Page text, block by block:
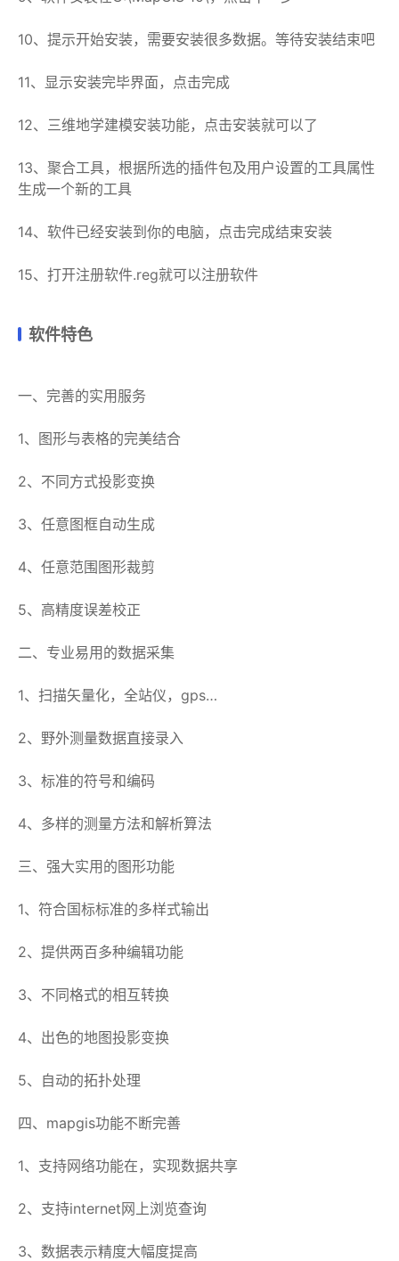
10、提示开始安装，需要安装很多数据。等待安装结束吧
11、显示安装完毕界面，点击完成
12、三维地学建模安装功能，点击安装就可以了
13、聚合工具，根据所选的插件包及用户设置的工具属性
生成一个新的工具
14、软件已经安装到你的电脑，点击完成结束安装
15、打开注册软件.reg就可以注册软件
软件特色
一、完善的实用服务
1、图形与表格的完美结合
2、不同方式投影变换
3、任意图框自动生成
4、任意范围图形裁剪
5、高精度误差校正
二、专业易用的数据采集
1、扫描矢量化，全站仪，gps…
2、野外测量数据直接录入
3、标准的符号和编码
4、多样的测量方法和解析算法
三、强大实用的图形功能
1、符合国标标准的多样式输出
2、提供两百多种编辑功能
3、不同格式的相互转换
4、出色的地图投影变换
5、自动的拓扑处理
四、mapgis功能不断完善
1、支持网络功能在，实现数据共享
2、支持internet网上浏览查询
3、数据表示精度大幅度提高